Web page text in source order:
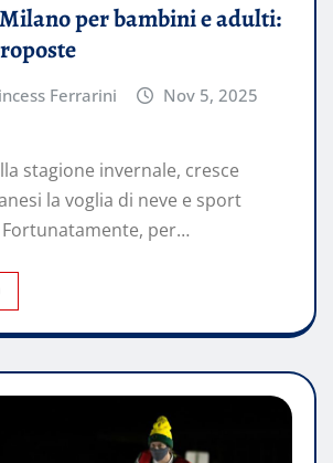
per bambini e adulti:
Ferrarini
Nov 5, 2025
stagione invernale, cresce
la voglia di neve e sport
Fortunatamente, per…